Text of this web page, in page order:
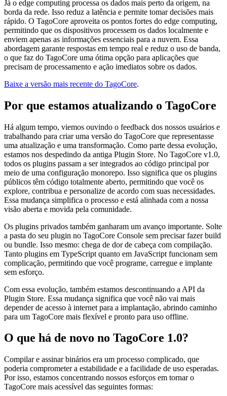
Já o edge computing processa os dados mais perto da origem, na
borda da rede. Isso reduz a latência e permite tomar decisões mais
rápido. O TagoCore aproveita os pontos fortes do edge computing,
permitindo que os dispositivos processem os dados localmente e
enviem apenas as informações essenciais para a nuvem. Essa
abordagem garante respostas em tempo real e reduz o uso de banda,
o que faz do TagoCore uma ótima opção para aplicações que
precisam de processamento e ação imediatos sobre os dados.
Baixe a versão mais recente do TagoCore.
Por que estamos atualizando o TagoCore
Há algum tempo, viemos ouvindo o feedback dos nossos usuários e
trabalhando para criar uma versão do TagoCore que representasse
uma atualização e uma transformação. Como parte dessa evolução,
estamos nos despedindo da antiga Plugin Store. No TagoCore v1.0,
todos os plugins passam a ser integrados ao código principal por
meio de uma configuração monorepo. Isso significa que os plugins
públicos têm código totalmente aberto, permitindo que você os
explore, contribua e personalize de acordo com suas necessidades.
Essa mudança simplifica o processo e está alinhada com a nossa
visão aberta e movida pela comunidade.
Os plugins privados também ganharam um avanço importante. Solte
a pasta do seu plugin no TagoCore Console sem precisar fazer build
ou bundle. Isso mesmo: chega de dor de cabeça com compilação.
Tanto plugins em TypeScript quanto em JavaScript funcionam sem
complicação, permitindo que você programe, carregue e implante
sem esforço.
Com essa evolução, também estamos descontinuando a API da
Plugin Store. Essa mudança significa que você não vai mais
depender de acesso à internet para a implantação, abrindo caminho
para um TagoCore mais flexível e pronto para uso offline.
O que há de novo no TagoCore 1.0?
Compilar e assinar binários era um processo complicado, que
poderia comprometer a estabilidade e a facilidade de uso esperadas.
Por isso, estamos concentrando nossos esforços em tornar o
TagoCore mais acessível das seguintes formas: